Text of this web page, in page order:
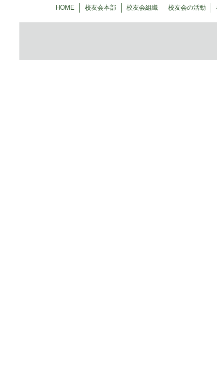
HOME 校友会本部 校友会組織 校友会の活動